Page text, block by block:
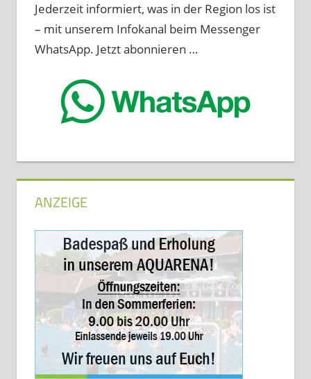
Jederzeit informiert, was in der Region los ist
– mit unserem Infokanal beim Messenger
WhatsApp. Jetzt abonnieren …
ANZEIGE